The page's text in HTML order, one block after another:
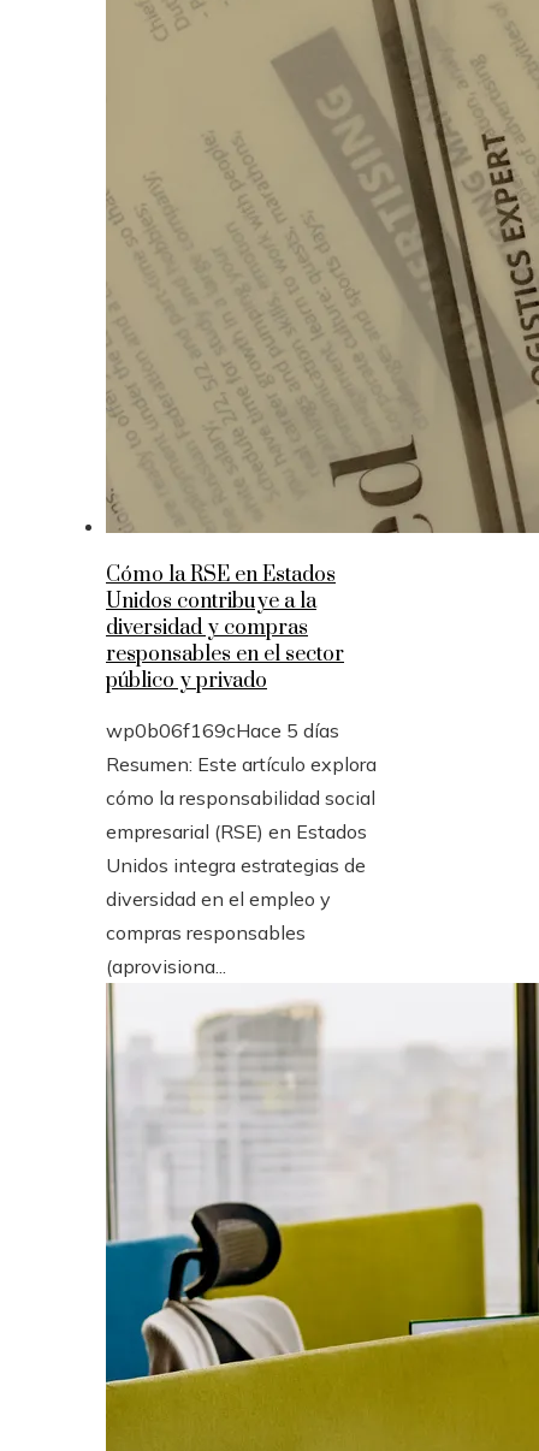
Cómo la RSE en Estados
Unidos contribuye a la
diversidad y compras
responsables en el sector
público y privado
wp0b06f169cHace 5 días
Resumen: Este artículo explora
cómo la responsabilidad social
empresarial (RSE) en Estados
Unidos integra estrategias de
diversidad en el empleo y
compras responsables
(aprovisiona...